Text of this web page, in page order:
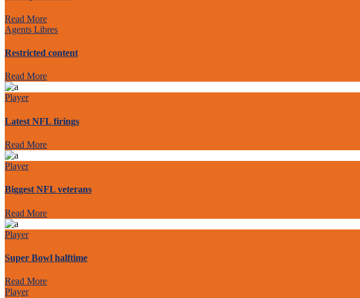
Read More
Agents Libres
Restricted content
Read More
Player
Latest NFL firings
Read More
Player
Biggest NFL veterans
Read More
Player
Super Bowl halftime
Read More
Player